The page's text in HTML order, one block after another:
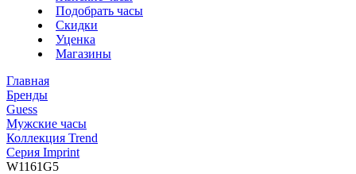
Подобрать часы
Скидки
Уценка
Магазины
Главная
Бренды
Guess
Мужские часы
Коллекция Trend
Серия Imprint
W1161G5